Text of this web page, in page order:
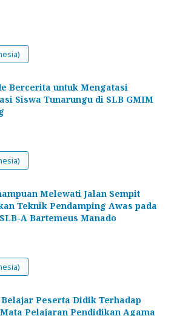
Bercerita untuk Mengatasi
Siswa Tunarungu di SLB GMIM
Melewati Jalan Sempit
Teknik Pendamping Awas pada
A Bartemeus Manado
Peserta Didik Terhadap
Pelajaran Pendidikan Agama